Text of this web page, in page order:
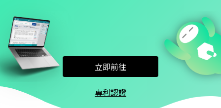
立即前往
專利認證